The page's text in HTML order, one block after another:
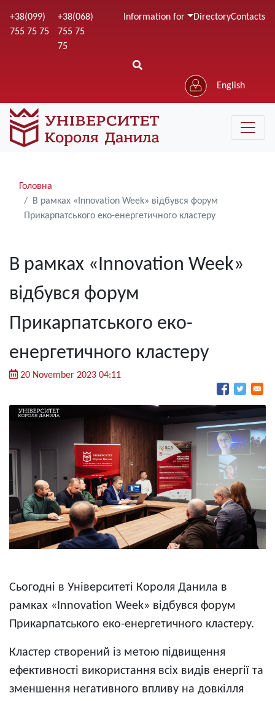
to
+38(099)
755 75 75
+38(068)
755 75
75
Information for DirectoryContacts
English
Рядки
навіґації
Головна
В рамках «Іnnovation Week» відбувся форум
Прикарпатського еко-енергетичного кластеру
В рамках «Іnnovation Week»
відбувся форум
Прикарпатського еко-
енергетичного кластеру
20 November 2023 04:11
Сьогодні в Університеті Короля Данила в
рамках «Іnnovation Week» відбувся форум
Прикарпатського еко-енергетичного кластеру.
Кластер створений із метою підвищення
ефективності використання всіх видів енергії та
зменшення негативного впливу на довкілля